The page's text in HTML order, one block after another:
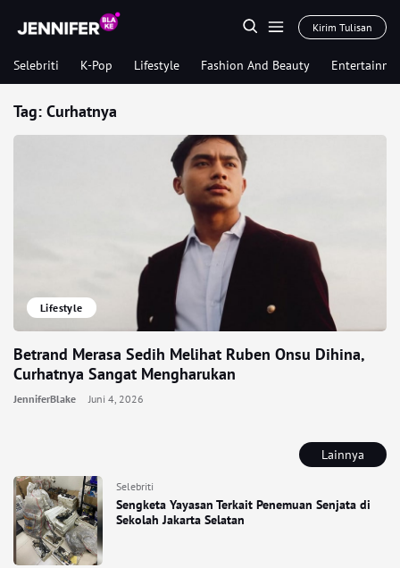
Kirim Tulisan
Selebriti K-Pop Lifestyle Fashion And Beauty
Lainnya
Selebriti
Sengketa Yayasan Terkait Penemuan Senjata di
Sekolah Jakarta Selatan
Tag: Curhatnya
Lifestyle
Betrand Merasa Sedih Melihat Ruben Onsu Dihina,
Curhatnya Sangat Mengharukan
JenniferBlake Juni 4, 2026